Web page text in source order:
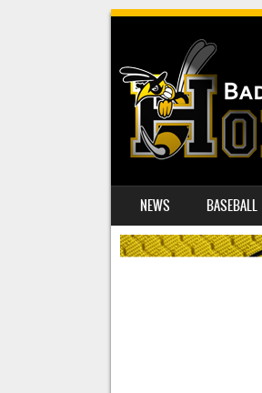
MENU
SKIP TO CONTENT
NEWS BASEBALL